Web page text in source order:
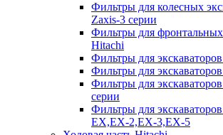
Фильтры для колесных
Zaxis-3 серии
Фильтры для фронтальных
Hitachi
Фильтры для
Фильтры для
Фильтры для
серии
Фильтры для
EX,EX-2,EX-3,EX-5